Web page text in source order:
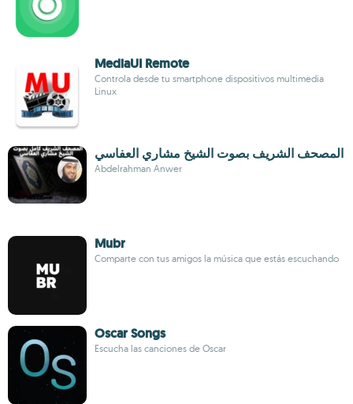
MediaUI Remote
Controla desde tu smartphone dispositivos multimedia
Linux
المصحف الشريف بصوت الشيخ مشاري العفاسي
Abdelrahman Anwer
Mubr
Comparte con tus amigos la música que estás escuchando
Oscar Songs
Escucha las canciones de Oscar